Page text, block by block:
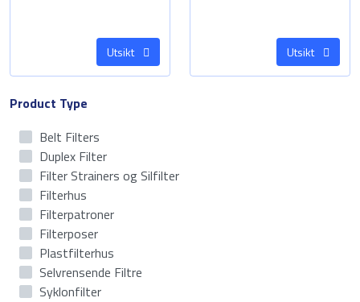
Product Type
Belt Filters
Duplex Filter
Filter Strainers og Silfilter
Filterhus
Filterpatroner
Filterposer
Plastfilterhus
Selvrensende Filtre
Syklonfilter
Utsikt Utsikt